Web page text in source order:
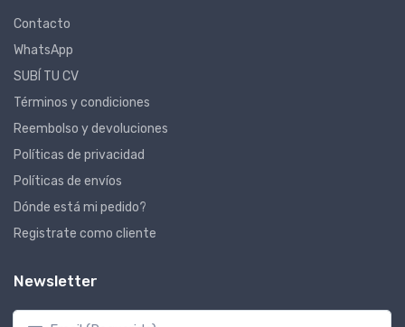
Contacto
WhatsApp
SUBÍ TU CV
Términos y condiciones
Reembolso y devoluciones
Políticas de privacidad
Políticas de envíos
Dónde está mi pedido?
Registrate como cliente
Newsletter